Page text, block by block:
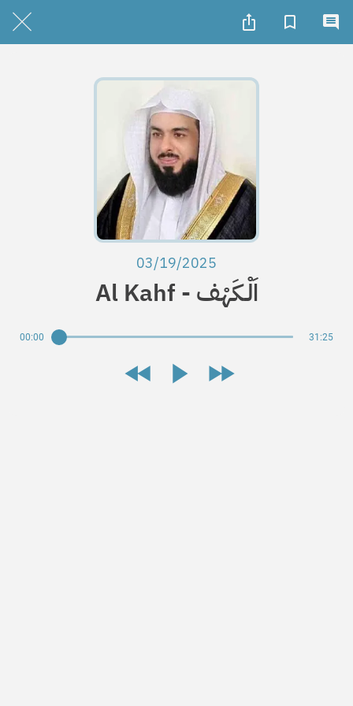
03/19/2025
Al Kahf - اَلْـكَهْف
00:00 31:25